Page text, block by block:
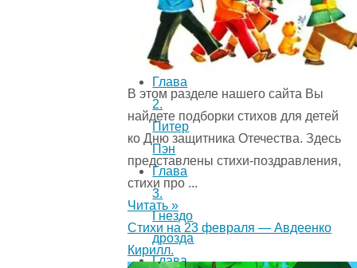
по
Кенсингтонскому
Саду
Глава
2.
Питер
Пэн
Глава
3.
Гнездо
дрозда
Глава
В этом разделе нашего сайта Вы
найдете подборки стихов для детей
ко Дню защитника Отечества. Здесь
представлены стихи-поздравления,
стихи про ...
Читать »
Стихи на 23 февраля — Авдеенко
Кирилл.